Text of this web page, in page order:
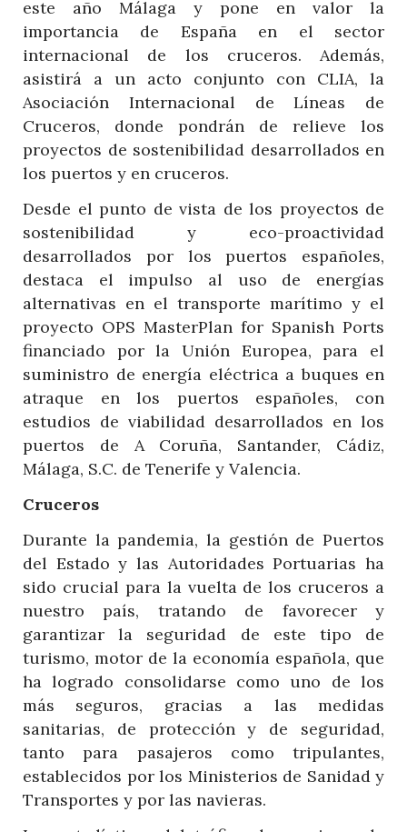
este año Málaga y pone en valor la
importancia de España en el sector
internacional de los cruceros. Además,
asistirá a un acto conjunto con CLIA, la
Asociación Internacional de Líneas de
Cruceros, donde pondrán de relieve los
proyectos de sostenibilidad desarrollados en
los puertos y en cruceros.
Desde el punto de vista de los proyectos de
sostenibilidad y eco-proactividad
desarrollados por los puertos españoles,
destaca el impulso al uso de energías
alternativas en el transporte marítimo y el
proyecto OPS MasterPlan for Spanish Ports
financiado por la Unión Europea, para el
suministro de energía eléctrica a buques en
atraque en los puertos españoles, con
estudios de viabilidad desarrollados en los
puertos de A Coruña, Santander, Cádiz,
Málaga, S.C. de Tenerife y Valencia.
Cruceros
Durante la pandemia, la gestión de Puertos
del Estado y las Autoridades Portuarias ha
sido crucial para la vuelta de los cruceros a
nuestro país, tratando de favorecer y
garantizar la seguridad de este tipo de
turismo, motor de la economía española, que
ha logrado consolidarse como uno de los
más seguros, gracias a las medidas
sanitarias, de protección y de seguridad,
tanto para pasajeros como tripulantes,
establecidos por los Ministerios de Sanidad y
Transportes y por las navieras.